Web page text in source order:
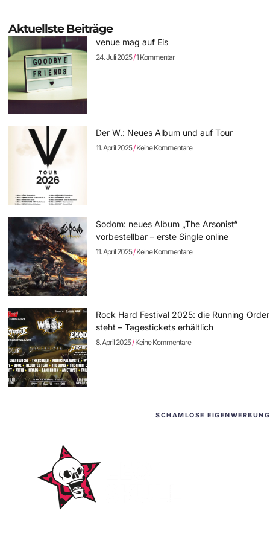
Aktuellste Beiträge
venue mag auf Eis
24. Juli 2025 1 Kommentar
Der W.: Neues Album und auf Tour
11. April 2025 Keine Kommentare
Sodom: neues Album „The Arsonist“
vorbestellbar – erste Single online
11. April 2025 Keine Kommentare
Rock Hard Festival 2025: die Running Order
steht – Tagestickets erhältlich
8. April 2025 Keine Kommentare
SCHAMLOSE EIGENWERBUNG